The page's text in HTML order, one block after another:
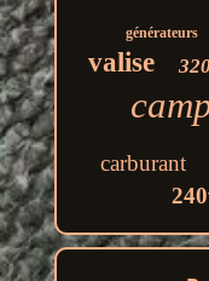
générateurs
valise
carburant